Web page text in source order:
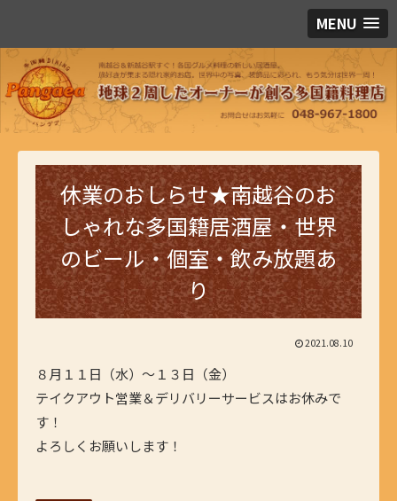
MENU
休業のおしらせ★南越谷のお
しゃれな多国籍居酒屋・世界
のビール・個室・飲み放題あ
り
2021.08.10
８月１１日（水）〜１３日（金）
テイクアウト営業＆デリバリーサービスはお休みで
す！
よろしくお願いします！